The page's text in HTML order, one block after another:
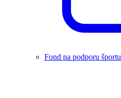
Fond na podporu športu